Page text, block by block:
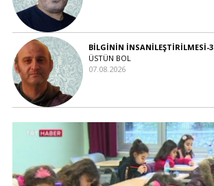
BİLGİNİN İNSANİLEŞTİRİLMESİ-3
ÜSTÜN BOL
07.08.2026